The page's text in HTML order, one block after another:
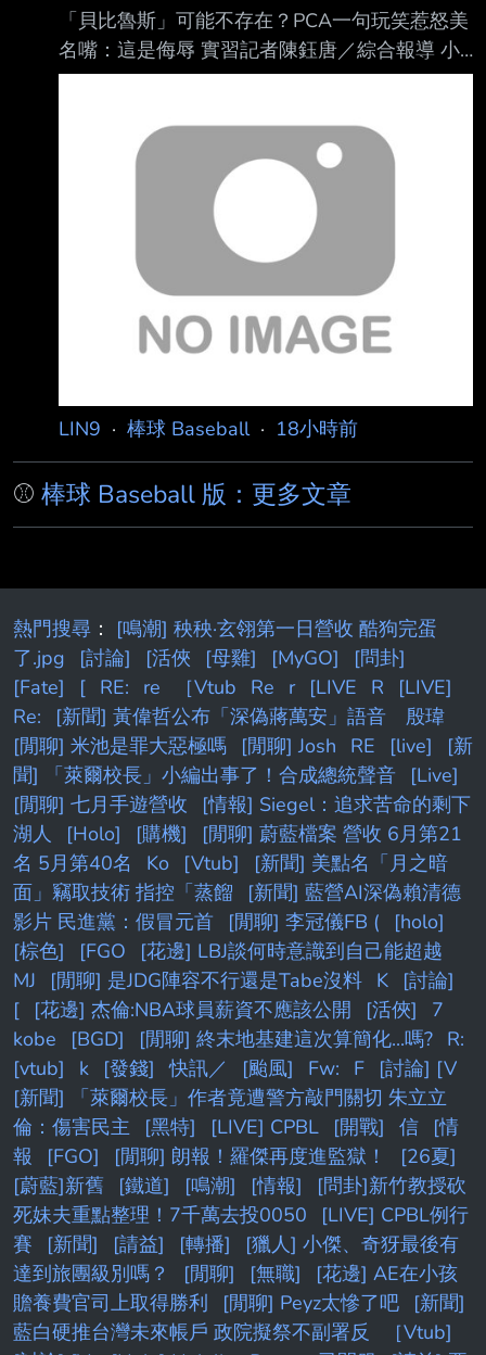
「貝比魯斯」可能不存在？PCA一句玩笑惹怒美
名嘴：這是侮辱 實習記者陳鈺唐／綜合報導 小
熊明星外野手「PCA」阿姆斯壯（Pete Crow-
目中被提及「棒球之神」貝比魯斯（Babe
Ruth）可能根本不存在的荒謬陰謀論時，不但
沒有立即否認，還以玩笑口吻回應「也許」、
「有可能」，這番話也惹怒美國知名體育名嘴
魯索（Christopher Russo），痛批他的言論是
對傳奇球星的侮辱。 阿姆斯壯日前登上卡瓦拉
里（Kristin Cavallari）主持的P
LIN9 · 棒球 Baseball· 18小時前
⚾ 棒球 Baseball 版：更多文章
熱門搜尋 ： [鳴潮] 秧秧·玄翎第一日營收 酷狗完蛋
了.jpg
[討論] [活俠 [母雞] [MyGO]
[問卦]
[Fate]
[ RE: re ［Vtub Re r [LIVE R
[LIVE]
Re:
[新聞] 黃偉哲公布「深偽蔣萬安」語音 殷瑋
[閒聊] 米池是罪大惡極嗎
[閒聊] Josh RE [live]
[新
聞] 「萊爾校長」小編出事了！合成總統聲音
[Live]
[閒聊] 七月手遊營收
[情報] Siegel：追求苦命的剩下
湖人
[Holo] [購機]
[閒聊] 蔚藍檔案 營收 6月第21
名 5月第40名
Ko [Vtub]
[新聞] 美點名「月之暗
面」竊取技術 指控「蒸餾
[新聞] 藍營AI深偽賴清德
影片 民進黨：假冒元首
[閒聊] 李冠儀FB (
[holo]
[棕色]
[FGO
[花邊] LBJ談何時意識到自己能超越
MJ
[閒聊] 是JDG陣容不行還是Tabe沒料 K
[討論]
[
[花邊] 杰倫:NBA球員薪資不應該公開 [活俠]
7
kobe
[BGD] [閒聊] 終末地基建這次算簡化...嗎? R:
[vtub]
k [發錢] 快訊／ [颱風] Fw: F
[討論] [V
[新聞] 「萊爾校長」作者竟遭警方敲門關切 朱立立
倫：傷害民主
[黑特] [LIVE] CPBL [開戰] 信
[情
報
[FGO] [閒聊] 朗報！羅傑再度進監獄！
[26夏]
[蔚藍]新舊
[鐵道] [鳴潮] [情報]
[問卦]新竹教授砍
死妹夫重點整理！7千萬去投0050
[LIVE] CPBL例行
賽
[新聞] [請益] [轉播]
[獵人] 小傑、奇犽最後有
達到旅團級別嗎？
[閒聊] [無職]
[花邊] AE在小孩
贍養費官司上取得勝利
[閒聊] Peyz太慘了吧
[新聞]
藍白硬推台灣未來帳戶 政院擬祭不副署反
［Vtub]